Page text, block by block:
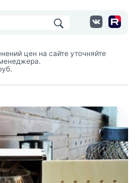
цен на сайте уточняйте